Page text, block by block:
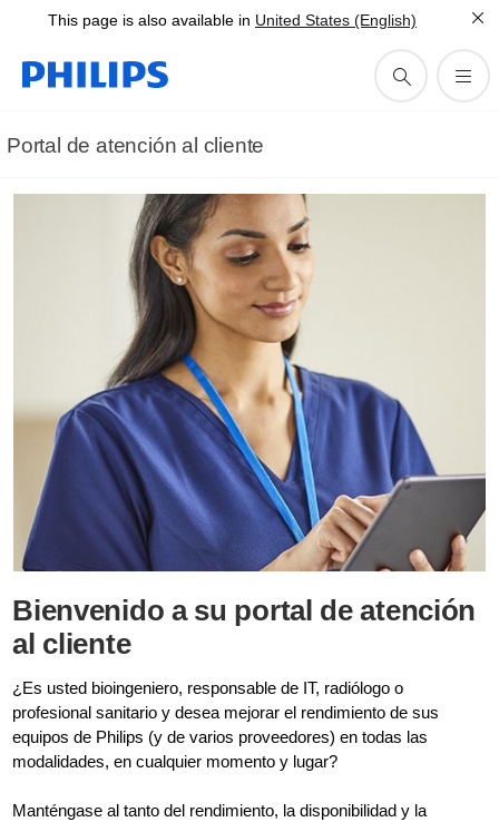
This page is also available in United States (English)
Portal de atención al cliente
Bienvenido a su portal de atención
al cliente
¿Es usted bioingeniero, responsable de IT, radiólogo o
profesional sanitario y desea mejorar el rendimiento de sus
equipos de Philips (y de varios proveedores) en todas las
modalidades, en cualquier momento y lugar?
Manténgase al tanto del rendimiento, la disponibilidad y la